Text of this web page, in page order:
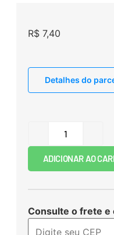
R$7,40
Detalhes do
ADICIONAR AO
Consulte o frete e